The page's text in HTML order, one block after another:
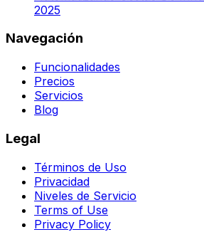
2025
Navegación
Funcionalidades
Precios
Servicios
Blog
Legal
Términos de Uso
Privacidad
Niveles de Servicio
Terms of Use
Privacy Policy